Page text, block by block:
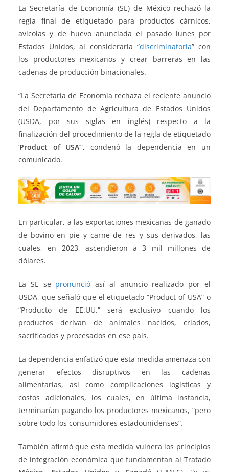
La Secretaría de Economía (SE) de México rechazó la
regla final de etiquetado para productos cárnicos,
avícolas y de huevo anunciada el pasado lunes por
Estados Unidos, al considerarla “discriminatoria” con
los productores mexicanos y crear barreras en las
cadenas de producción binacionales.
“La Secretaría de Economía rechaza el reciente anuncio
del Departamento de Agricultura de Estados Unidos
(USDA, por sus siglas en inglés) respecto a la
finalización del procedimiento de la regla de etiquetado
‘Product of USA’”, condenó la dependencia en un
comunicado.
En particular, a las exportaciones mexicanas de ganado
de bovino en pie y carne de res y sus derivados, las
cuales, en 2023, ascendieron a 3 mil millones de
dólares.
La SE se pronunció así al anuncio realizado por el
USDA, que señaló que el etiquetado “Product of USA” o
“Producto de EE.UU.” será exclusivo cuando los
productos derivan de animales nacidos, criados,
sacrificados y procesados en ese país.
La dependencia enfatizó que esta medida amenaza con
generar efectos disruptivos en las cadenas
alimentarias, así como complicaciones logísticas y
costos adicionales, los cuales, en última instancia,
terminarían pagando los productores mexicanos, “pero
sobre todo los consumidores estadounidenses”.
También afirmó que esta medida vulnera los principios
de integración económica que fundamentan al Tratado